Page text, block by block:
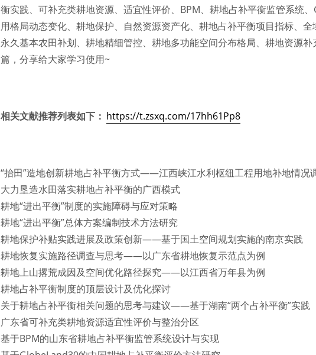
衡实践、可补充类耕地资源、适宜性评价、BPM、耕地占补平衡监管系统
用格局动态变化、耕地保护、自然资源资产化、耕地占补平衡项目指标、全
永久基本农田补划、耕地精细管控、耕地多功能空间分布格局、耕地资源
篇，分享给大家学习使用~
相关文献推荐列表如下： https://t.zsxq.com/17hh61Pp8
“抬田”造地创新耕地占补平衡方式——江西峡江水利枢纽工程用地补地情况
大力垦造水田落实耕地占补平衡的广西模式
耕地“进出平衡”制度的实施障碍与应对策略
耕地“进出平衡”总体方案编制技术方法研究
耕地保护补贴实践进展及政策创新——基于国土空间规划实施的南京实践
耕地恢复实施路径调查与思考——以广东省耕地恢复示范点为例
耕地上山撂荒成因及空间优化路径探究——以江西省万年县为例
耕地占补平衡制度的顶层设计及优化探讨
关于耕地占补平衡相关问题的思考与建议——基于湖南“两个占补平衡”实践
广东省可补充类耕地资源适宜性评价与整治分区
基于BPM的山东省耕地占补平衡监管系统设计与实现